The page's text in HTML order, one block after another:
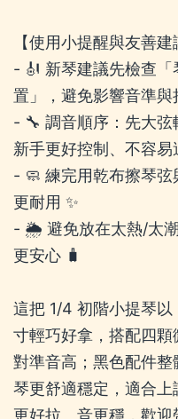
【使用小提醒與友善建
- 🎻 新琴建議先檢查
置」，避免影響音準與
- 🔧 調音順序：先大
新手更好控制、不容易
- 🧼 練完用乾布擦琴
更耐用 ✨
- 🌦️ 避免放在太熱/太
更安心 🧳
這把 1/4 初階小提琴以
寸輕巧好拿，搭配四
對準音高；黑色配件
琴更舒適穩定，適合